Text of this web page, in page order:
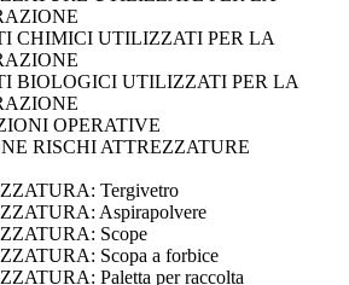
CHIMICI UTILIZZATI PER LA
BIOLOGICI UTILIZZATI PER LA
OPERATIVE
RISCHI ATTREZZATURE
Tergivetro
Aspirapolvere
Scope
Scopa a forbice
Paletta per raccolta